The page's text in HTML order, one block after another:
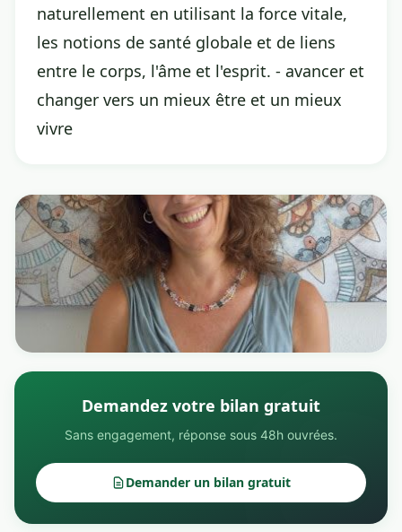
naturellement en utilisant la force vitale,
les notions de santé globale et de liens
entre le corps, l'âme et l'esprit. - avancer et
changer vers un mieux être et un mieux
vivre
Demandez votre bilan gratuit
Sans engagement, réponse sous 48h ouvrées.
Demander un bilan gratuit